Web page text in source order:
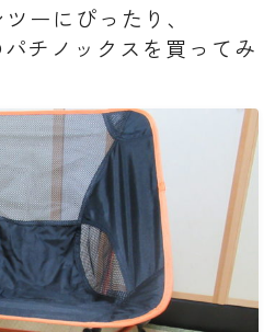
歴
ー
ーにぴったり、
チノックスを買ってみ